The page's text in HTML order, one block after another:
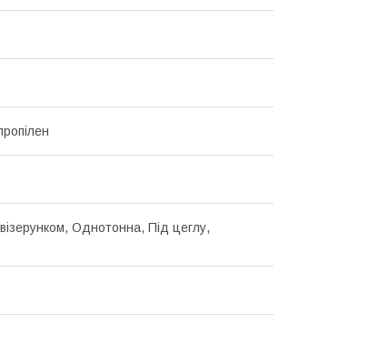
Однотонна, Під цеглу,